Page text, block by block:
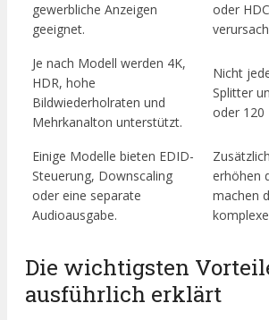
gewerbliche Anzeigen
geeignet.
oder
Je nach Modell werden 4K,
HDR, hohe
Bildwiederholraten und
Mehrkanalton unterstützt.
Nicht
Splitter
oder 120
Einige Modelle bieten EDID-
Steuerung, Downscaling
oder eine separate
Audioausgabe.
erhöhen
machen
Die wichtigsten
ausführlich erklärt